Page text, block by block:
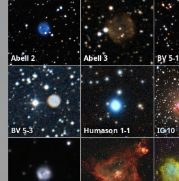
Abell 2 Abell 3 BV 5-1
BV 5-3 Humason 1-1 IC 10